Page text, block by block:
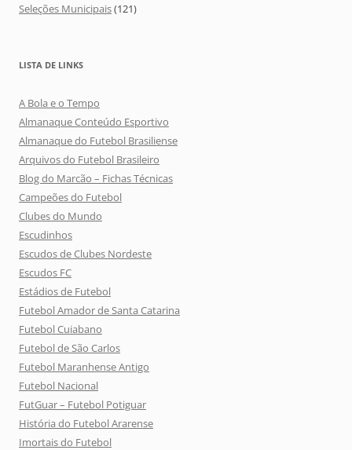
Seleções Municipais(121)
LISTA DE LINKS
A Bola e o Tempo
Almanaque Conteúdo Esportivo
Almanaque do Futebol Brasiliense
Arquivos do Futebol Brasileiro
Blog do Marcão – Fichas Técnicas
Campeões do Futebol
Clubes do Mundo
Escudinhos
Escudos de Clubes Nordeste
Escudos FC
Estádios de Futebol
Futebol Amador de Santa Catarina
Futebol Cuiabano
Futebol de São Carlos
Futebol Maranhense Antigo
Futebol Nacional
FutGuar – Futebol Potiguar
História do Futebol Ararense
Imortais do Futebol